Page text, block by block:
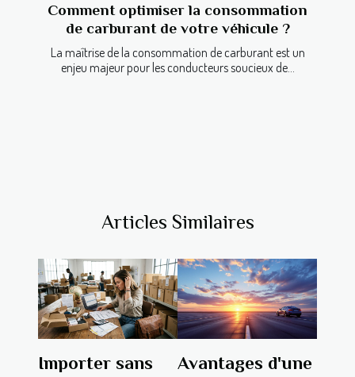
Comment optimiser la consommation
de carburant de votre véhicule ?
La maîtrise de la consommation de carburant est un
enjeu majeur pour les conducteurs soucieux de...
Articles Similaires
Importer sans
Avantages d'une